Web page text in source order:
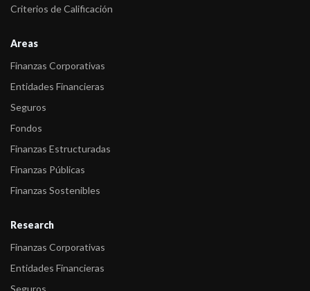
Uruguay
Uruguay
Fitch sube las calificaciones de HSBC Bank Uruguay
uruguayas
-Fitch sube la calificación internacional y nacional de HSBC Bank
Urugua ...
Criterios de Calificación
Areas
Finanzas Corporativas
Entidades Financieras
Seguros
Fondos
Finanzas Estructuradas
Finanzas Públicas
Finanzas Sostenibles
Research
Finanzas Corporativas
Entidades Financieras
Seguros